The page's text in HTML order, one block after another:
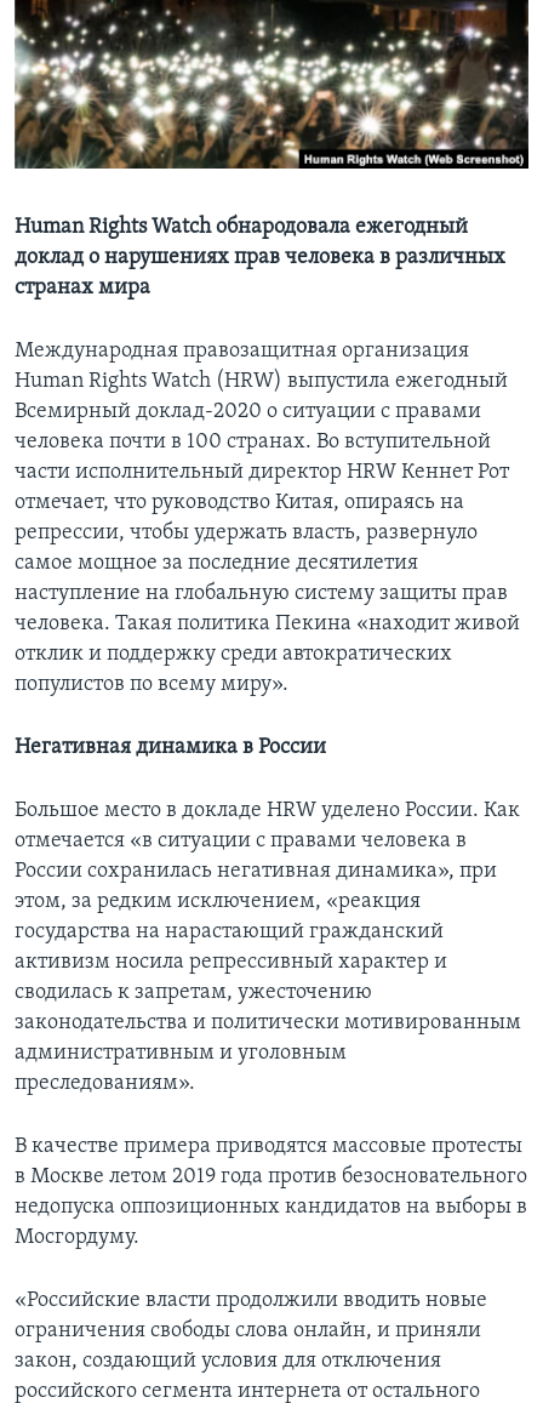
Learning English
СОЦИАЛЬНЫЕ СЕТИ
Языки
Human Rights Watch обнародовала ежегодный
доклад о нарушениях прав человека в различных
странах мира
Международная правозащитная организация
Human Rights Watch (HRW) выпустила ежегодный
Всемирный доклад-2020 о ситуации с правами
человека почти в 100 странах. Во вступительной
части исполнительный директор HRW Кеннет Рот
отмечает, что руководство Китая, опираясь на
репрессии, чтобы удержать власть, развернуло
самое мощное за последние десятилетия
наступление на глобальную систему защиты прав
человека. Такая политика Пекина «находит живой
отклик и поддержку среди автократических
популистов по всему миру».
Негативная динамика в России
Большое место в докладе HRW уделено России. Как
отмечается «в ситуации с правами человека в
России сохранилась негативная динамика», при
этом, за редким исключением, «реакция
государства на нарастающий гражданский
активизм носила репрессивный характер и
сводилась к запретам, ужесточению
законодательства и политически мотивированным
административным и уголовным
преследованиям».
В качестве примера приводятся массовые протесты
в Москве летом 2019 года против безосновательного
недопуска оппозиционных кандидатов на выборы в
Мосгордуму.
«Российские власти продолжили вводить новые
ограничения свободы слова онлайн, и приняли
закон, создающий условия для отключения
российского сегмента интернета от остального